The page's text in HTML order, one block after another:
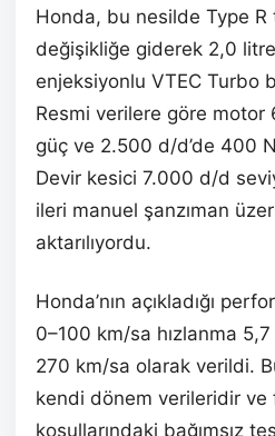
Honda, bu nesilde Type
değişikliğe giderek 2,0
enjeksiyonlu VTEC Turbo
Resmi verilere göre motor
güç ve 2.500 d/d’de 400
Devir kesici 7.000 d/d
ileri manuel şanzıman
aktarılıyordu.
Honda’nın açıkladığı
0–100 km/sa hızlanma
270 km/sa olarak verildi.
kendi dönem verileridir ve
koşullarındaki bağımsız